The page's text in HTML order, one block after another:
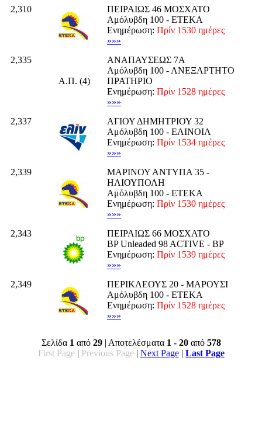
2,310
ΠΕΙΡΑΙΩΣ 46 ΜΟΣΧΑΤΟ
Αμόλυβδη 100 - ΕΤΕΚΑ
Ενημέρωση: Πρίν 1530 ημέρες
»»»
2,335
Α.Π. (4)
ΑΝΑΠΑΥΣΕΩΣ 7Α
Αμόλυβδη 100 - ΑΝΕΞΑΡΤΗΤΟ
ΠΡΑΤΗΡΙΟ
Ενημέρωση: Πρίν 1528 ημέρες
»»»
2,337
ΑΓΙΟΥ ΔΗΜΗΤΡΙΟΥ 32
Αμόλυβδη 100 - ΕΛΙΝΟΙΛ
Ενημέρωση: Πρίν 1534 ημέρες
»»»
2,339
ΜΑΡΙΝΟΥ ΑΝΤΥΠΑ 35 -
ΗΛΙΟΥΠΟΛΗ
Αμόλυβδη 100 - ΕΤΕΚΑ
Ενημέρωση: Πρίν 1530 ημέρες
»»»
2,343
ΠΕΙΡΑΙΩΣ 66 ΜΟΣΧΑΤΟ
BP Unleaded 98 ACTIVE - BP
Ενημέρωση: Πρίν 1539 ημέρες
»»»
2,349
ΠΕΡΙΚΛΕΟΥΣ 20 - ΜΑΡΟΥΣΙ
Αμόλυβδη 100 - ΕΤΕΚΑ
Ενημέρωση: Πρίν 1528 ημέρες
»»»
Σελίδα 1 από 29| Αποτελέσματα 1 - 20 από 578
First Page| Previous Page| Next Page| Last Page